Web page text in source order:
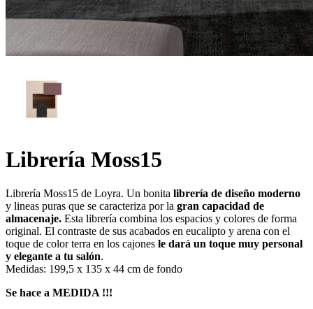
Librería Moss15
Librería Moss15 de Loyra. Un bonita librería de diseño moderno
y lineas puras que se caracteriza por la gran capacidad de
almacenaje. Esta librería combina los espacios y colores de forma
original. El contraste de sus acabados en eucalipto y arena con el
toque de color terra en los cajones le dará un toque muy personal
y elegante a tu salón.
Medidas: 199,5 x 135 x 44 cm de fondo
Se hace a MEDIDA !!!